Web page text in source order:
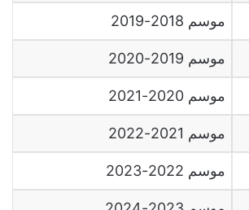
موسم
موسم
موسم 2020-2021
موسم
موسم